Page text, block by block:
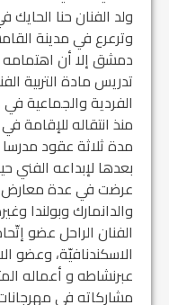
وترعرع في مدينة
دمشق إلا أن
تدريس مادة التربية
الفردية والجماعية
مدة ثلاثة عقود
بعدها لإبداعه الفني
عرضت في عدة معارض
والدانمارك وبولندا
الفنان الراحل عضو
الاسكندنافيّة، وعضو
عبرنشاطه و أعماله
مشاركاته في